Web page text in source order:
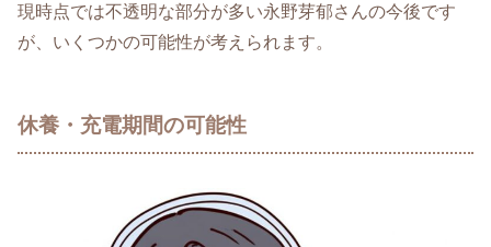
現時点では不透明な部分が多い永野芽郁さんの今後です
が、いくつかの可能性が考えられます。
休養・充電期間の可能性